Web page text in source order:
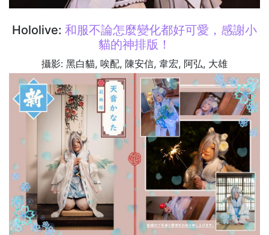
Hololive: 和服不論怎麼變化都好可愛，感謝小
貓的神排版！
攝影: 黑白貓, 唉配, 陳安信, 韋宏, 阿弘, 大雄